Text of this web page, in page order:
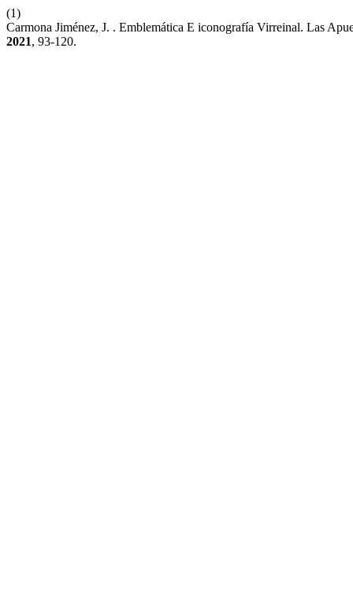
(1)
Carmona Jiménez, J. . Emblemática E iconografía Virreinal. Las
2021, 93-120.